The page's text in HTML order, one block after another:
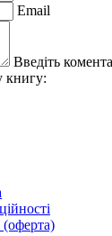
Email
Введіть
книгу:
(оферта)